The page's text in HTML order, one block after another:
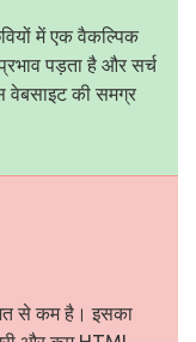
में एक वैकल्पिक
पड़ता है और सर्च
वेबसाइट की समग्र
से कम है। इसका